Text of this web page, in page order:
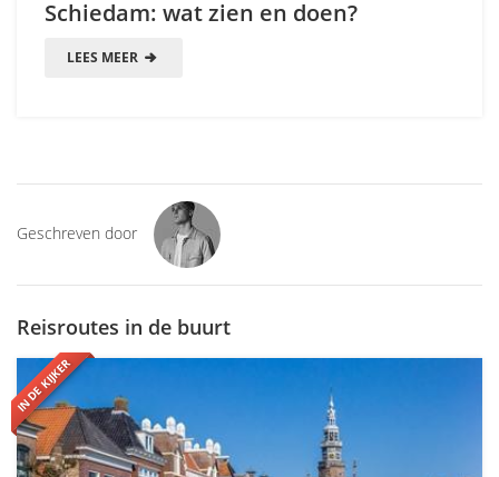
Schiedam: wat zien en doen?
LEES MEER
Geschreven door
Reisroutes in de buurt
IN DE KIJKER